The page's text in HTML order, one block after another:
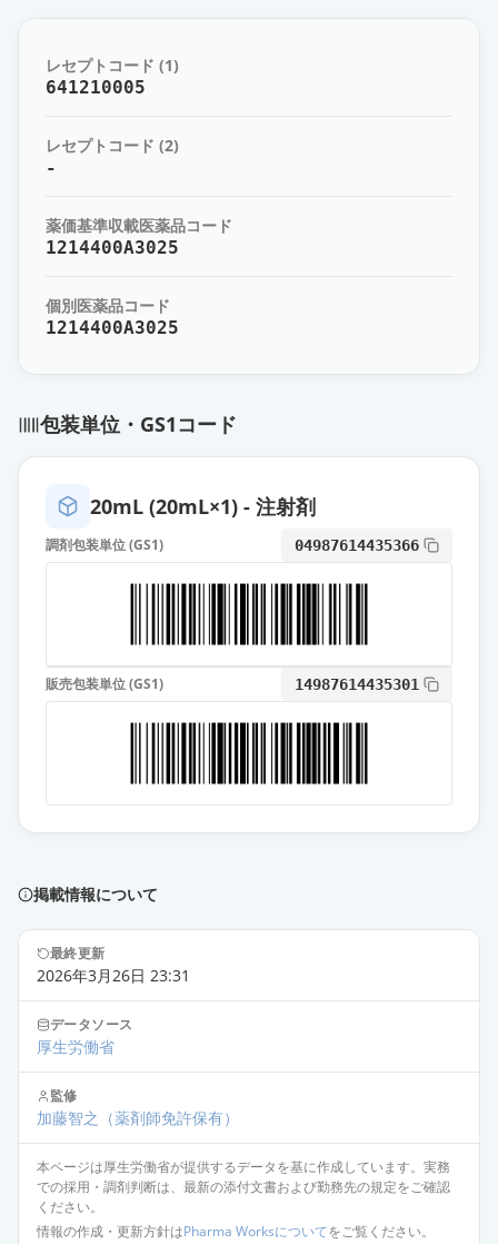
キシレステシンA注射液（カートリ
ッジ）
薬価 83.30 円
レセプトコード (1)
641210005
レセプトコード (2)
-
薬価基準収載医薬品コード
1214400A3025
個別医薬品コード
1214400A3025
包装単位・GS1コード
20mL (20mL×1) - 注射剤
調剤包装単位 (GS1) 04987614435366
販売包装単位 (GS1) 14987614435301
掲載情報について
最終更新
2026年3月26日 23:31
データソース
厚生労働省
監修
加藤智之 （薬剤師免許保有）
本ページは厚生労働省が提供するデータを基に作成しています。実務
での採用・調剤判断は、最新の添付文書および勤務先の規定をご確認
ください。
情報の作成・更新方針はPharma Worksについてをご覧ください。